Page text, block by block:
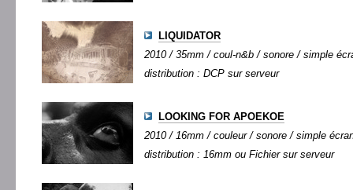
LIQUIDATOR
2010 / 35mm / coul-n&b / sonore / simple
distribution : DCP sur serveur
LOOKING FOR APOEKOE
2010 / 16mm / couleur / sonore / simple
distribution : 16mm ou Fichier sur serveur